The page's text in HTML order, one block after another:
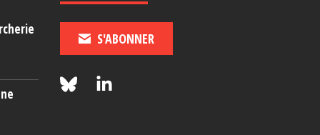
S'ABONNER